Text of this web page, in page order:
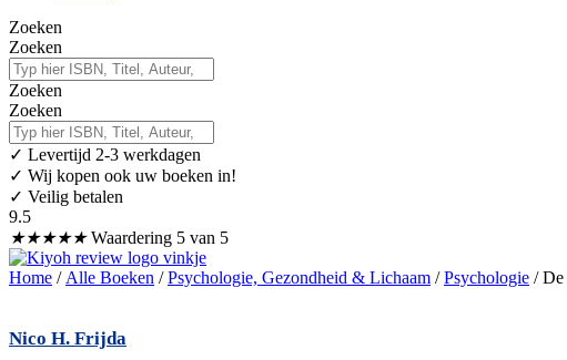
Zoeken
Zoeken
Zoeken
Zoeken
✓ Levertijd 2-3 werkdagen
✓ Wij kopen ook uw boeken in!
✓ Veilig betalen
9.5
★★★★★ Waardering 5 van 5
Home / Alle Boeken /Psychologie, Gezondheid & Lichaam /Psychologie / De
Nico H. Frijda